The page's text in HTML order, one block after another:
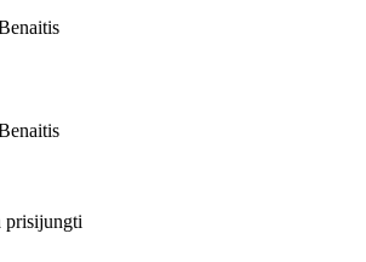
prisijungti